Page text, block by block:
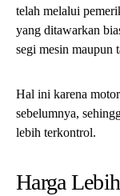
telah melalui
yang ditawarkan
segi mesin maupun
Hal ini karena
sebelumnya,
lebih terkontrol.
Harga